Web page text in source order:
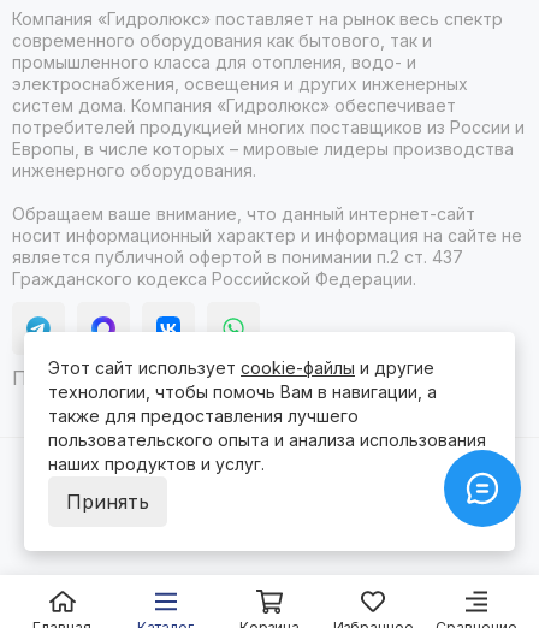
Компания «Гидролюкс» поставляет на рынок весь спектр
современного оборудования как бытового, так и
промышленного класса для отопления, водо- и
электроснабжения, освещения и других инженерных
систем дома. Компания «Гидролюкс» обеспечивает
потребителей продукцией многих поставщиков из России и
Европы, в числе которых – мировые лидеры производства
инженерного оборудования.
Обращаем ваше внимание, что данный интернет-сайт
носит информационный характер и информация на сайте не
является публичной офертой в понимании п.2 ст. 437
Гражданского кодекса Российской Федерации.
Продвижение сайта itb
2026 © Гидролюкс.
Сделано в
Этот сайт использует cookie-файлы и другие
технологии, чтобы помочь Вам в навигации, а
также для предоставления лучшего
пользовательского опыта и анализа использования
наших продуктов и услуг.
Принять